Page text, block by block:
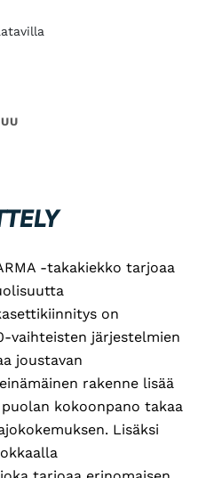
-takakiekko tarjoaa
on
vaihteisten järjestelmien
joustavan
rakenne lisää
kokoonpano takaa
Lisäksi